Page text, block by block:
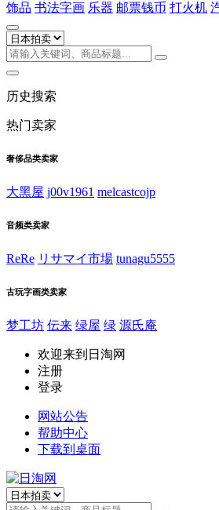
饰品 书法字画 乐器 邮票钱币 打火机
历史搜索
热门卖家
奢侈品类卖家
大黑屋 j00v1961 melcastcojp
音频类卖家
ReRe リサマイ市場 tunagu5555
古玩字画类卖家
梦工坊 伝来 绿屋 绿 源氏庵
欢迎来到日淘网
注册
登录
网站公告
帮助中心
下载到桌面